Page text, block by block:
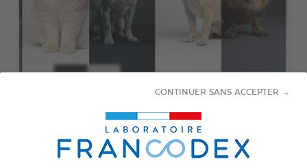
CONTINUER SANS ACCEPTER →
23 juin 2026
LE LABORATOIRE FRANCODEX S’ENGAGE
CONTRE LA PROMOTION DES HYPERTYPES